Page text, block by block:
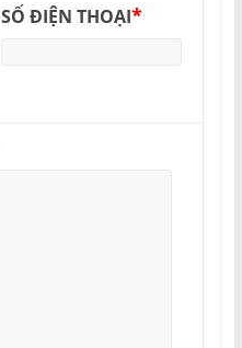
SỐ ĐIỆN THOẠI*